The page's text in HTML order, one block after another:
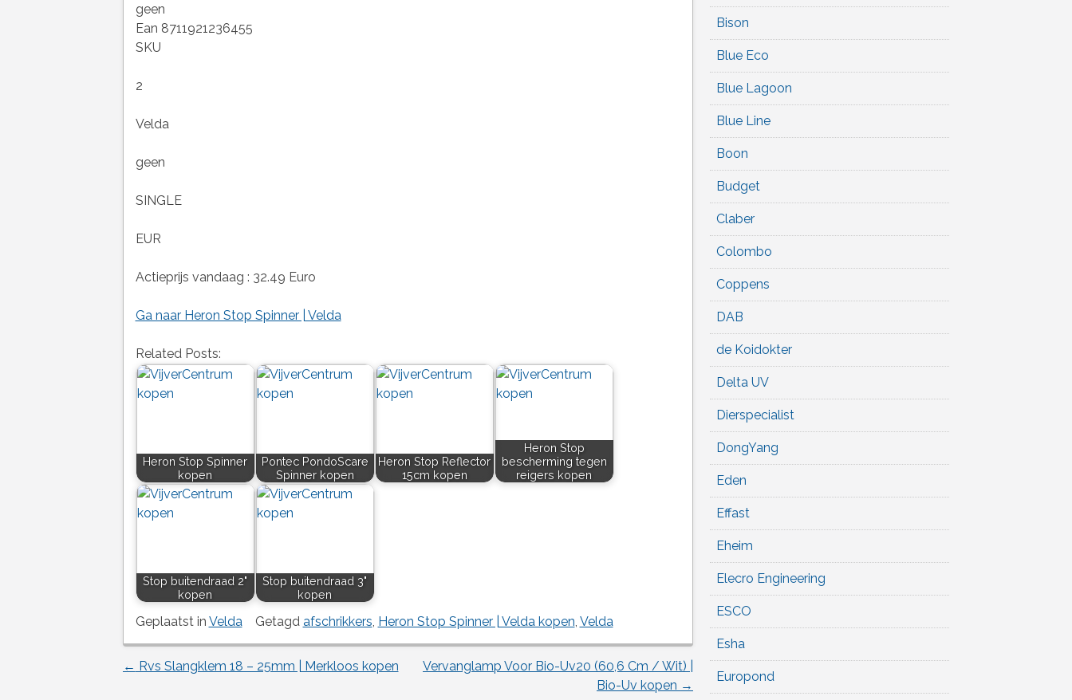
geen
Ean 8711921236455
SKU
2
Velda
geen
SINGLE
EUR
Actieprijs vandaag : 32.49 Euro
Ga naar Heron Stop Spinner | Velda
Related Posts:
Heron Stop Spinner
kopen
Pontec PondoScare
Spinner kopen
Heron Stop Reflector
15cm kopen
Heron Stop
bescherming tegen
reigers kopen
Stop buitendraad 2"
kopen
Stop buitendraad 3"
kopen
Geplaatst in Velda Getagd afschrikkers, Heron Stop Spinner | Velda kopen, Velda
Berichtnavigatie
← Rvs Slangklem 18 – 25mm | Merkloos kopen
Vervanglamp Voor Bio-Uv20 (60,6 Cm / Wit) |
Bio-Uv kopen →
Bison
Blue Eco
Blue Lagoon
Blue Line
Boon
Budget
Claber
Colombo
Coppens
DAB
de Koidokter
Delta UV
Dierspecialist
DongYang
Eden
Effast
Eheim
Elecro Engineering
ESCO
Esha
Europond